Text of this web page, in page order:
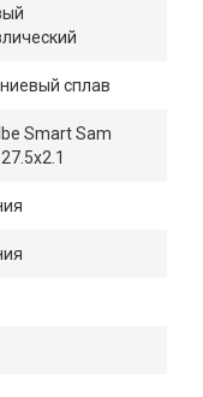
сплав
Smart Sam